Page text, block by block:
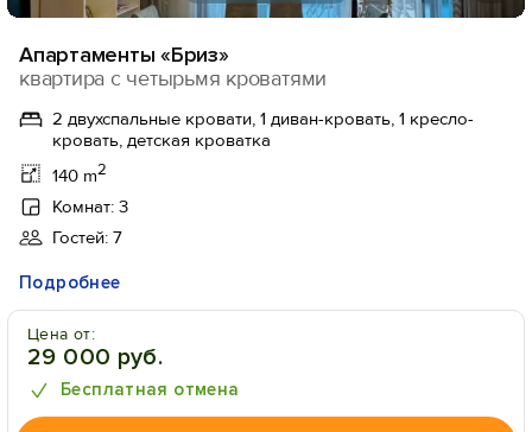
Апартаменты «Бриз»
квартира с четырьмя кроватями
2 двухспальные кровати, 1 диван-кровать, 1 кресло-
кровать, детская кроватка
140 m2
Комнат: 3
Гостей: 7
Подробнее
Цена от:
29 000 руб.
Бесплатная отмена